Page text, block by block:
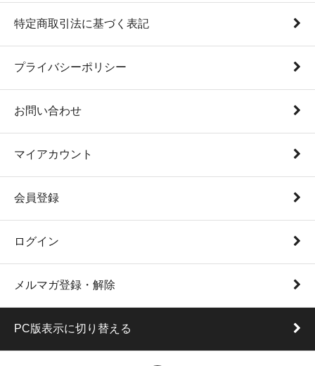
特定商取引法に基づく表記
プライバシーポリシー
お問い合わせ
マイアカウント
会員登録
ログイン
メルマガ登録・解除
PC版表示に切り替える